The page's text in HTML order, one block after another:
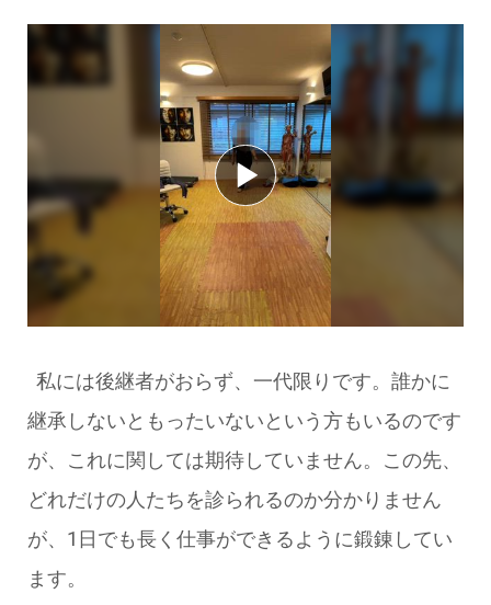
私には後継者がおらず、一代限りです。 誰かに
継承しないともったいないという方もいるのです
が、これに関しては期待していません。 この先、
どれだけの人たちを診られるのか分かりません
が、1日でも長く仕事ができるように鍛錬してい
ます。